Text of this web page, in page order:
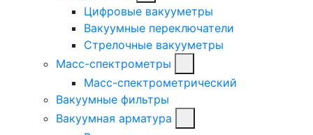
Цифровые вакууметры
Вакуумные переключатели
Стрелочные вакууметры
Масс-спектрометры
Масс-спектрометрический
Вакуумные фильтры
Вакуумная арматура